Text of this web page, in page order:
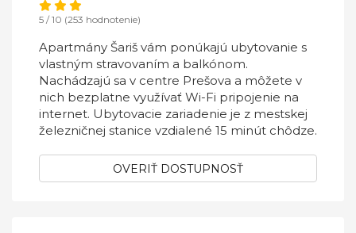
5 / 10 (253 hodnotenie)
Apartmány Šariš vám ponúkajú ubytovanie s
vlastným stravovaním a balkónom.
Nachádzajú sa v centre Prešova a môžete v
nich bezplatne využívať Wi-Fi pripojenie na
internet. Ubytovacie zariadenie je z mestskej
železničnej stanice vzdialené 15 minút chôdze.
OVERIŤ DOSTUPNOSŤ